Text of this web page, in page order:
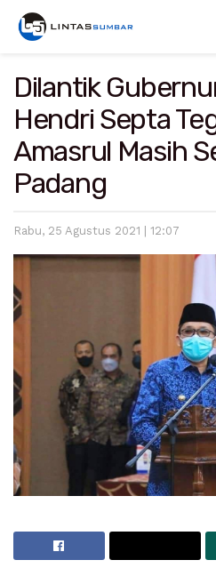
Dilantik
Hendri Septa
Amasrul Masih
Padang
Rabu, 25 Agustus 2021 | 12:07